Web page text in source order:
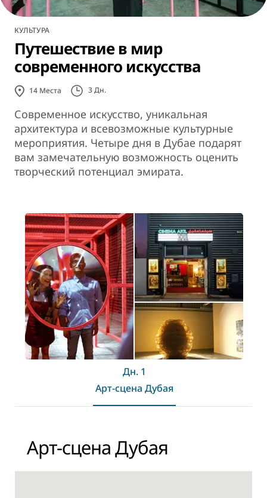
КУЛЬТУРА
Путешествие в мир
современного искусства
14 Места 3 Дн.
Современное искусство, уникальная
архитектура и всевозможные культурные
мероприятия. Четыре дня в Дубае подарят
вам замечательную возможность оценить
творческий потенциал эмирата.
Дн. 1
Арт-сцена Дубая
Арт-сцена Дубая